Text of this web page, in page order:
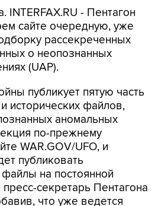
INTERFAX.RU - Пентагон
сайте очередную, уже
рассекреченных
о неопознанных
(UAP).
публикует пятую часть
исторических файлов,
аномальных
по-прежнему
WAR.GOV/UFO, и
публиковать
на постоянной
секретарь Пентагона
что уже ведется